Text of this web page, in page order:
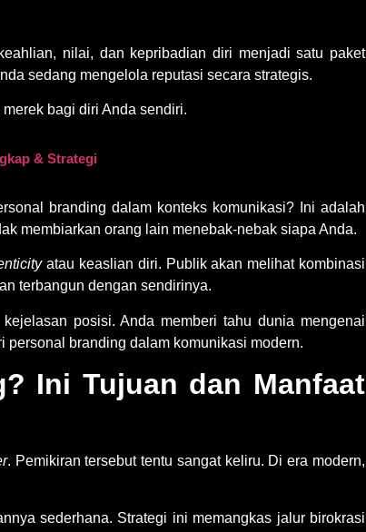
nilai, dan kepribadian diri menjadi satu paket
sedang mengelola reputasi secara strategis.
bagi diri Anda sendiri.
& Strategi
branding dalam konteks komunikasi? Ini adalah
membiarkan orang lain menebak-nebak siapa Anda.
atau keaslian diri. Publik akan melihat kombinasi
terbangun dengan sendirinya.
posisi. Anda memberi tahu dunia mengenai
personal branding dalam komunikasi modern.
Ini Tujuan dan Manfaat
. Pemikiran tersebut tentu sangat keliru. Di era modern,
sederhana. Strategi ini memangkas jalur birokrasi